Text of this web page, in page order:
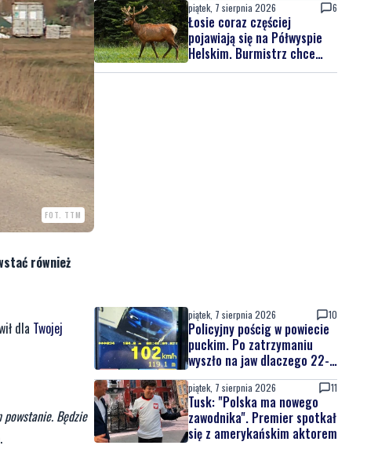
FOT. TTM
również
dla Twojej
Będzie
piątek, 7 sierpnia 2026 6
Łosie coraz częściej
pojawiają się na Półwyspie
Helskim. Burmistrz chce
nowych znaków drogowych
piątek, 7 sierpnia 2026 10
Policyjny pościg w powiecie
puckim. Po zatrzymaniu
wyszło na jaw dlaczego 22-
latek uciekał
piątek, 7 sierpnia 2026 11
Tusk: "Polska ma nowego
zawodnika". Premier spotkał
się z amerykańskim aktorem